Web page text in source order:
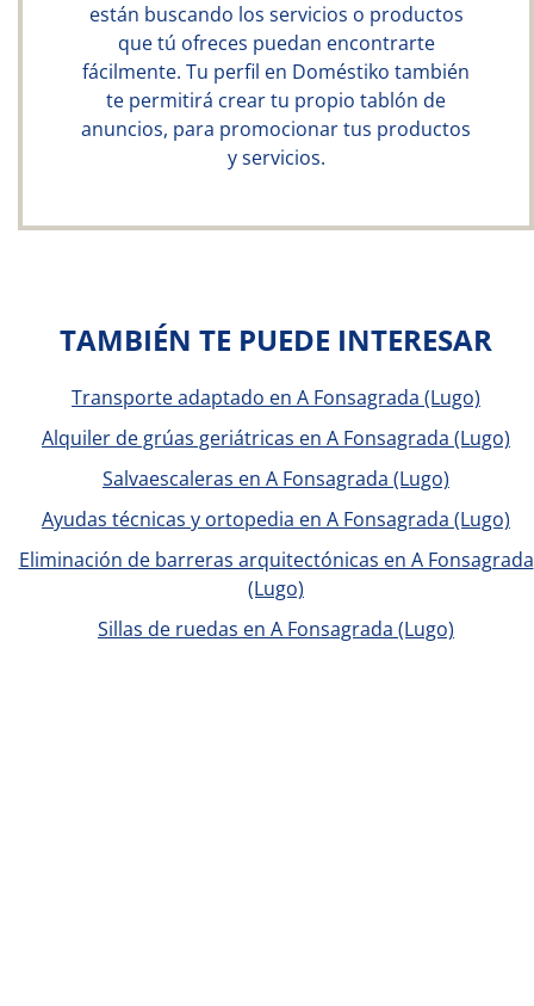
están buscando los servicios o productos
que tú ofreces puedan encontrarte
fácilmente. Tu perfil en Doméstiko también
te permitirá crear tu propio tablón de
anuncios, para promocionar tus productos
y servicios.
TAMBIÉN TE PUEDE INTERESAR
Transporte adaptado en A Fonsagrada (Lugo)
Alquiler de grúas geriátricas en A Fonsagrada (Lugo)
Salvaescaleras en A Fonsagrada (Lugo)
Ayudas técnicas y ortopedia en A Fonsagrada (Lugo)
Eliminación de barreras arquitectónicas en A Fonsagrada
(Lugo)
Sillas de ruedas en A Fonsagrada (Lugo)